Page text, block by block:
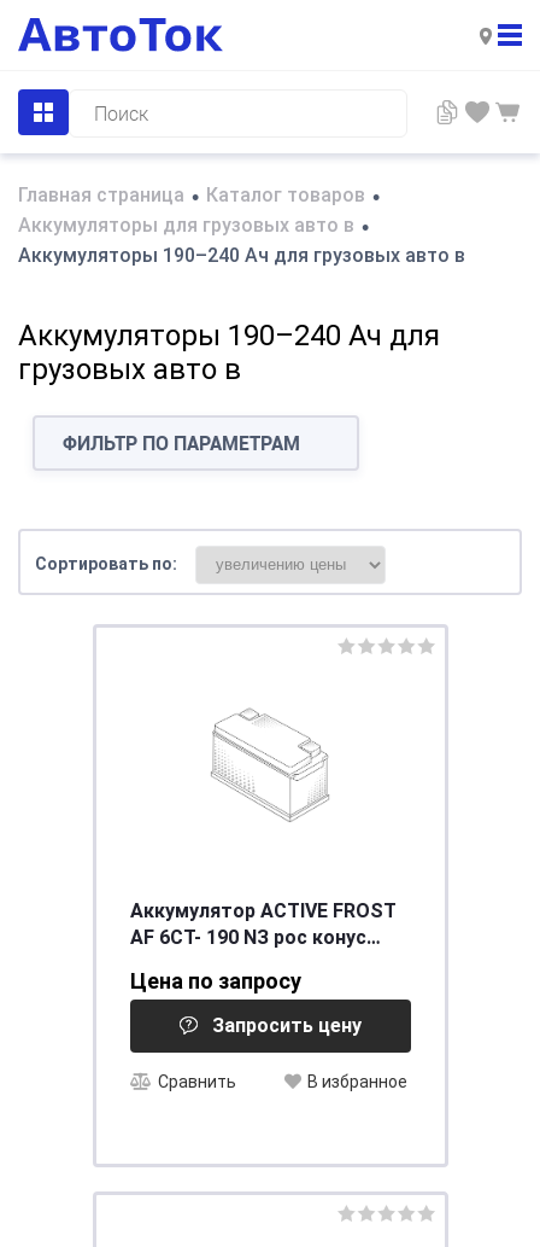
Главная страница • Каталог товаров •
Аккумуляторы для грузовых авто в •
Аккумуляторы 190–240 Ач для грузовых авто в
Аккумуляторы 190–240 Ач для
грузовых авто в
ФИЛЬТР ПО ПАРАМЕТРАМ
Сортировать по:
Аккумулятор ACTIVE FROST
AF 6СТ- 190 NЗ рос конус
Цена по запросу
Запросить цену
Сравнить В избранное